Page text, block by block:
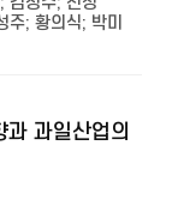
주; 황의식; 박미
과일산업의